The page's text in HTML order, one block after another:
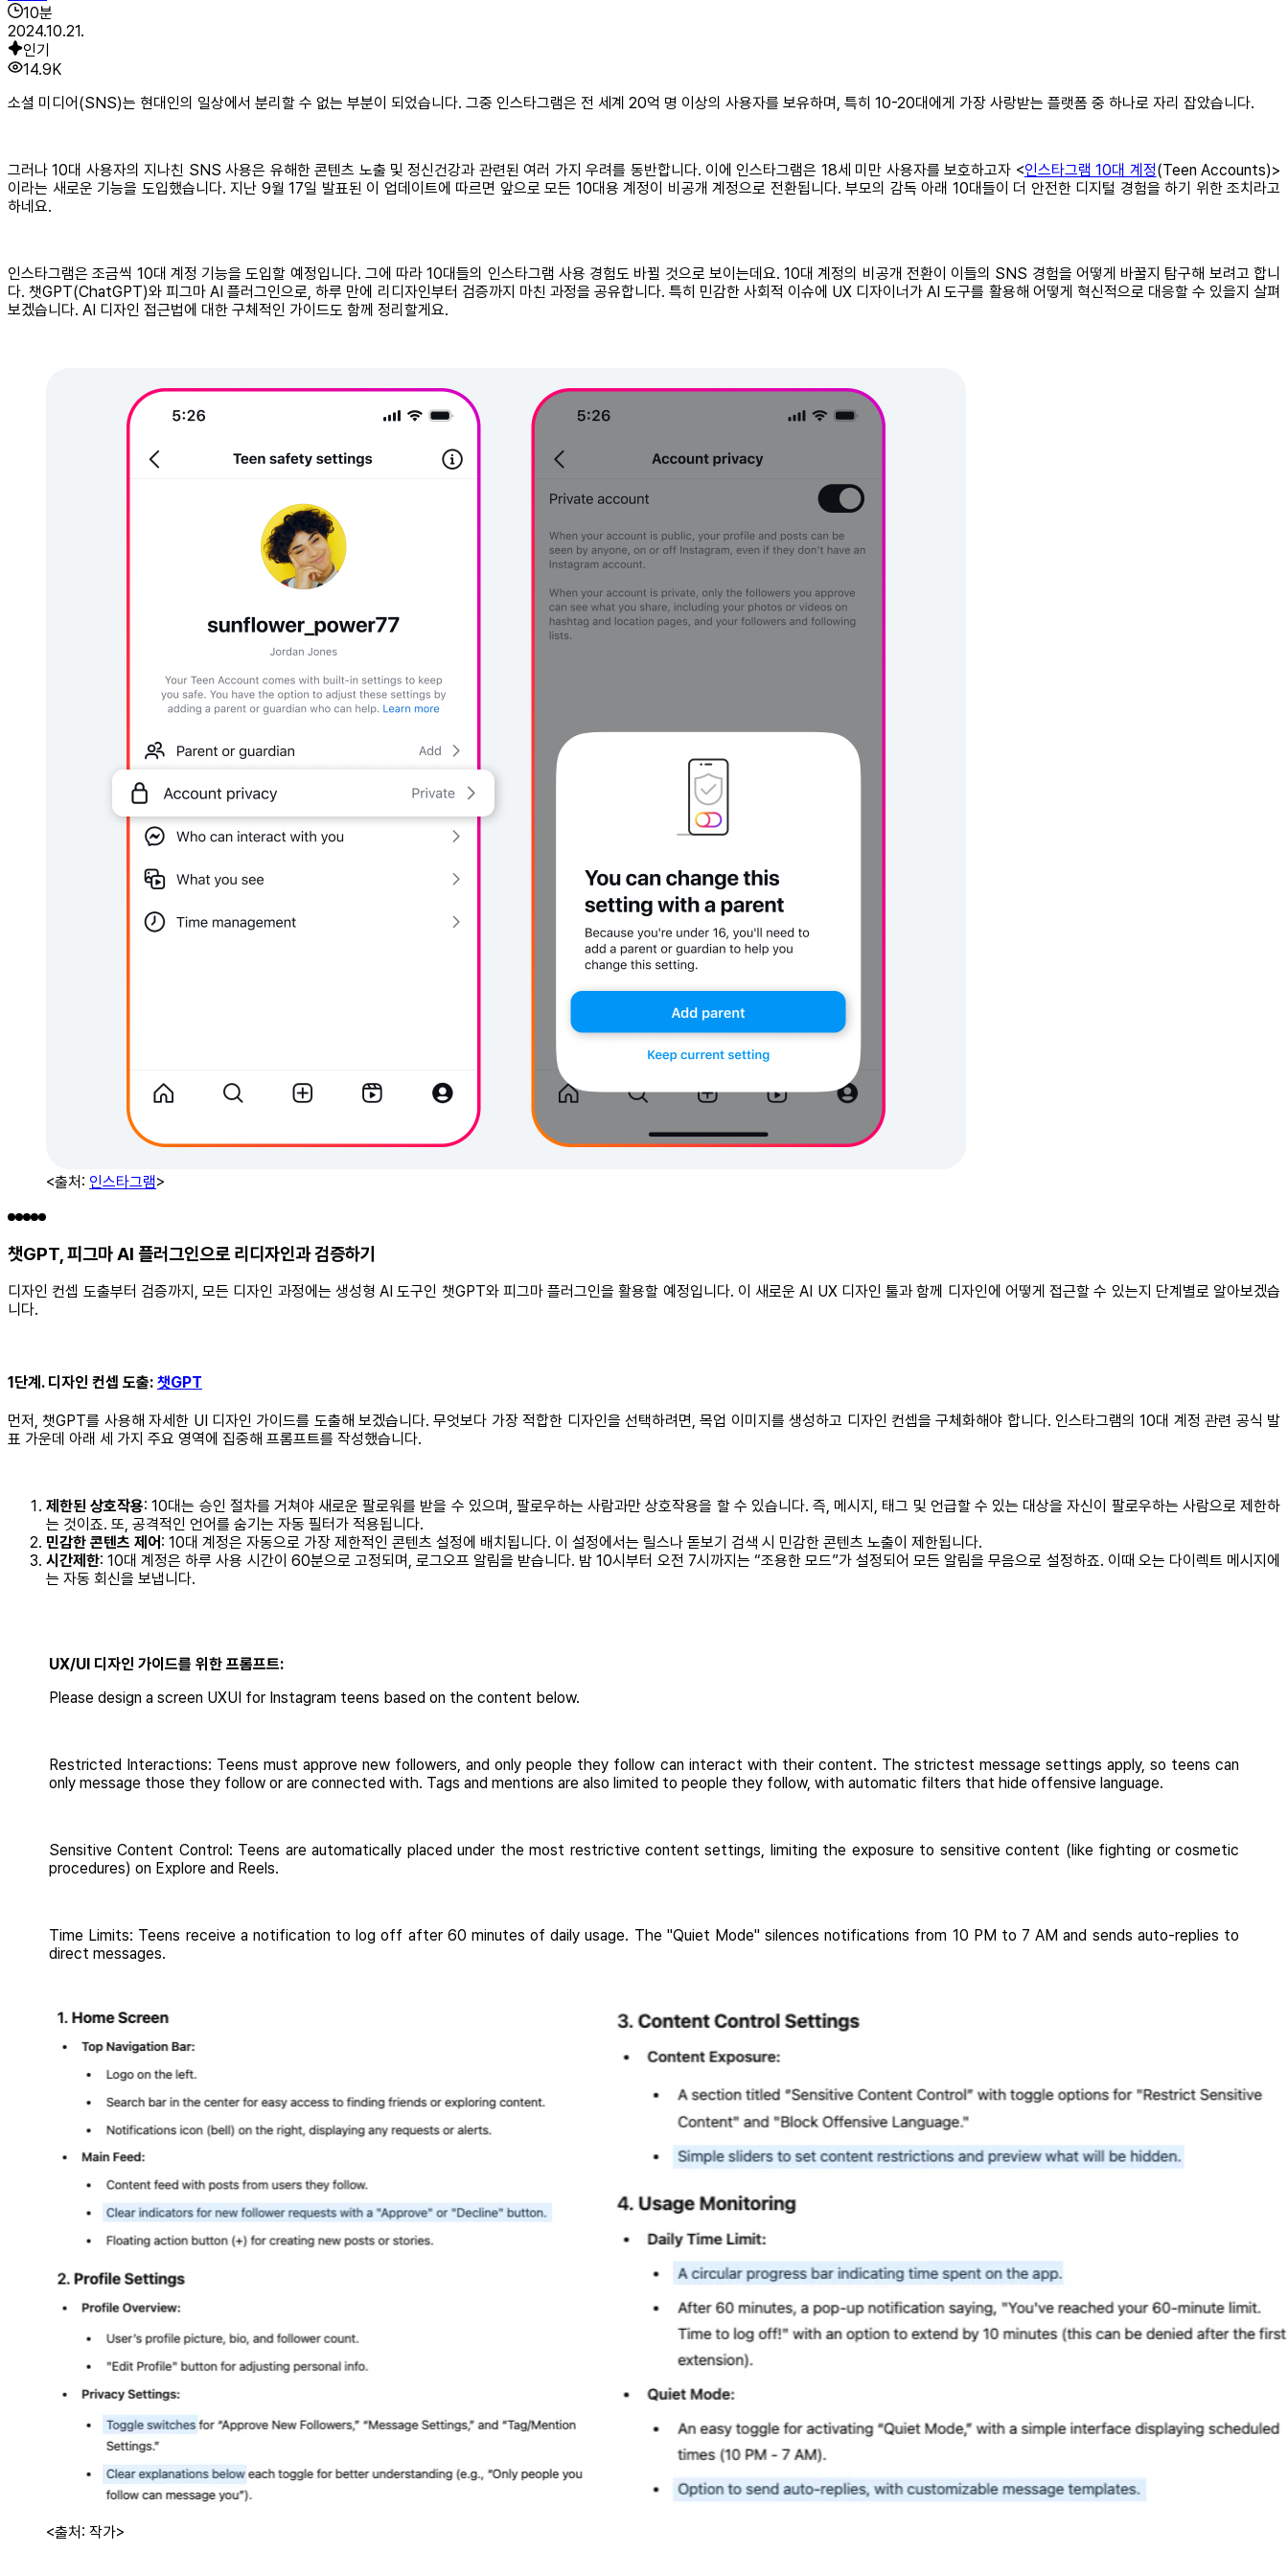
10분
2024.10.21.
인기
14.9K
소셜 미디어(SNS)는 현대인의 일상에서 분리할 수 없는 부분이 되었습니다. 그중 인스타그램은 전 세계 20억 명 이상의 사용자를 보유하며, 특히 10-20대에게 가장 사랑받는 플랫폼 중 하나로 자리 잡았습니다.
그러나 10대 사용자의 지나친 SNS 사용은 유해한 콘텐츠 노출 및 정신건강과 관련된 여러 가지 우려를 동반합니다. 이에 인스타그램은 18세 미만 사용자를 보호하고자 <인스타그램 10대 계정(Teen Accounts)>
이라는 새로운 기능을 도입했습니다. 지난 9월 17일 발표된 이 업데이트에 따르면 앞으로 모든 10대용 계정이 비공개 계정으로 전환됩니다. 부모의 감독 아래 10대들이 더 안전한 디지털 경험을 하기 위한 조치라고
하네요.
인스타그램은 조금씩 10대 계정 기능을 도입할 예정입니다. 그에 따라 10대들의 인스타그램 사용 경험도 바뀔 것으로 보이는데요. 10대 계정의 비공개 전환이 이들의 SNS 경험을 어떻게 바꿀지 탐구해 보려고 합니
다. 챗GPT(ChatGPT)와 피그마 AI 플러그인으로, 하루 만에 리디자인부터 검증까지 마친 과정을 공유합니다. 특히 민감한 사회적 이슈에 UX 디자이너가 AI 도구를 활용해 어떻게 혁신적으로 대응할 수 있을지 살펴
보겠습니다. AI 디자인 접근법에 대한 구체적인 가이드도 함께 정리할게요.
<출처: 인스타그램>
챗GPT, 피그마 AI 플러그인으로 리디자인과 검증하기
디자인 컨셉 도출부터 검증까지, 모든 디자인 과정에는 생성형 AI 도구인 챗GPT와 피그마 플러그인을 활용할 예정입니다. 이 새로운 AI UX 디자인 툴과 함께 디자인에 어떻게 접근할 수 있는지 단계별로 알아보겠습
니다.
1단계. 디자인 컨셉 도출: 챗GPT
먼저, 챗GPT를 사용해 자세한 UI 디자인 가이드를 도출해 보겠습니다. 무엇보다 가장 적합한 디자인을 선택하려면, 목업 이미지를 생성하고 디자인 컨셉을 구체화해야 합니다. 인스타그램의 10대 계정 관련 공식 발
표 가운데 아래 세 가지 주요 영역에 집중해 프롬프트를 작성했습니다.
제한된 상호작용: 10대는 승인 절차를 거쳐야 새로운 팔로워를 받을 수 있으며, 팔로우하는 사람과만 상호작용을 할 수 있습니다. 즉, 메시지, 태그 및 언급할 수 있는 대상을 자신이 팔로우하는 사람으로 제한하
는 것이죠. 또, 공격적인 언어를 숨기는 자동 필터가 적용됩니다.
민감한 콘텐츠 제어 : 10대 계정은 자동으로 가장 제한적인 콘텐츠 설정에 배치됩니다. 이 설정에서는 릴스나 돋보기 검색 시 민감한 콘텐츠 노출이 제한됩니다.
시간제한: 10대 계정은 하루 사용 시간이 60분으로 고정되며, 로그오프 알림을 받습니다. 밤 10시부터 오전 7시까지는 “조용한 모드”가 설정되어 모든 알림을 무음으로 설정하죠. 이때 오는 다이렉트 메시지에
는 자동 회신을 보냅니다.
UX/UI 디자인 가이드를 위한 프롬프트:
Please design a screen UXUI for Instagram teens based on the content below.
Restricted Interactions: Teens must approve new followers, and only people they follow can interact with their content. The strictest message settings apply, so teens can
only message those they follow or are connected with. Tags and mentions are also limited to people they follow, with automatic filters that hide offensive language.
Sensitive Content Control: Teens are automatically placed under the most restrictive content settings, limiting the exposure to sensitive content (like fighting or cosmetic
procedures) on Explore and Reels.
Time Limits: Teens receive a notification to log off after 60 minutes of daily usage. The "Quiet Mode" silences notifications from 10 PM to 7 AM and sends auto-replies to
direct messages.
<출처: 작가>